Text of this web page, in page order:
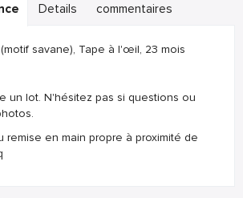
Details commentaires
savane), Tape à l'œil, 23 mois
un lot. N'hésitez pas si questions ou
remise en main propre à proximité de